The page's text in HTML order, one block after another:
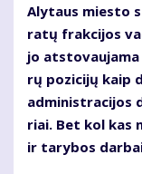
Aly­taus mies­to
ra­tų frak­ci­jos
jo
rų po­zi­ci­jų kaip
ad­mi­nist­ra­ci­jos
riai. Bet kol kas
ir ta­ry­bos